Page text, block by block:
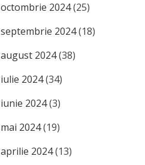
octombrie 2024(25)
septembrie 2024(18)
august 2024(38)
iulie 2024(34)
iunie 2024(3)
mai 2024(19)
aprilie 2024(13)